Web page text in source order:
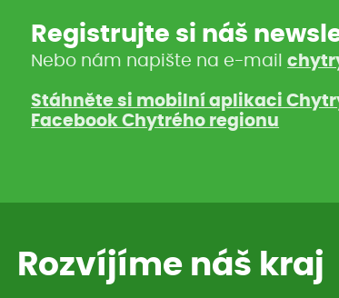
Registrujte si náš
Nebo nám napište na e-mail
Stáhněte si mobilní aplikaci
Facebook Chytrého regionu
Rozvíjíme náš kraj